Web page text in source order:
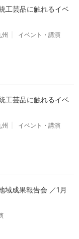
工芸品に触れるイベ
州
イベント・講演
工芸品に触れるイベ
州
イベント・講演
域成果報告会 ／1月